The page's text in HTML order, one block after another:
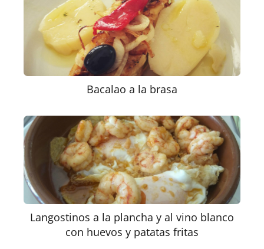
Bacalao a la brasa
Langostinos a la plancha y al vino blanco
con huevos y patatas fritas